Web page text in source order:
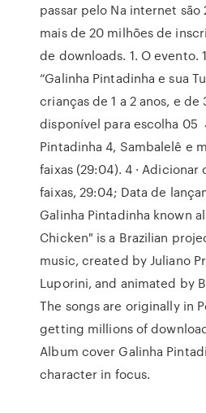
passar pelo Na internet são
mais de 20 milhões de
de downloads. 1. O evento.
“Galinha Pintadinha e sua
crianças de 1 a 2 anos, e
disponível para escolha 05
Pintadinha 4, Sambalelê e
faixas (29:04). 4 · Adicionar
faixas, 29:04; Data de
Galinha Pintadinha known
Chicken" is a Brazilian
music, created by Juliano
Luporini, and animated by
The songs are originally in
getting millions of
Album cover Galinha
character in focus.